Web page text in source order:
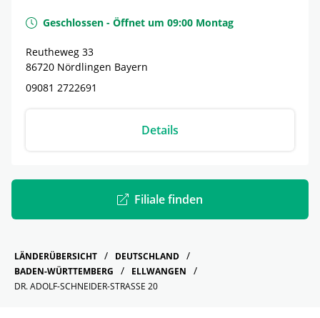
Geschlossen - Öffnet um 09:00 Montag
Reutheweg 33
86720 Nördlingen Bayern
09081 2722691
Details
Filiale finden
LÄNDERÜBERSICHT
DEUTSCHLAND
BADEN-WÜRTTEMBERG
ELLWANGEN
DR. ADOLF-SCHNEIDER-STRASSE 20